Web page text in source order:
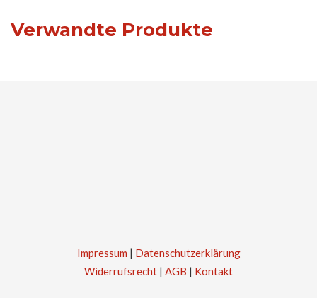
Verwandte Produkte
Impressum | Datenschutzerklärung
Widerrufsrecht | AGB | Kontakt